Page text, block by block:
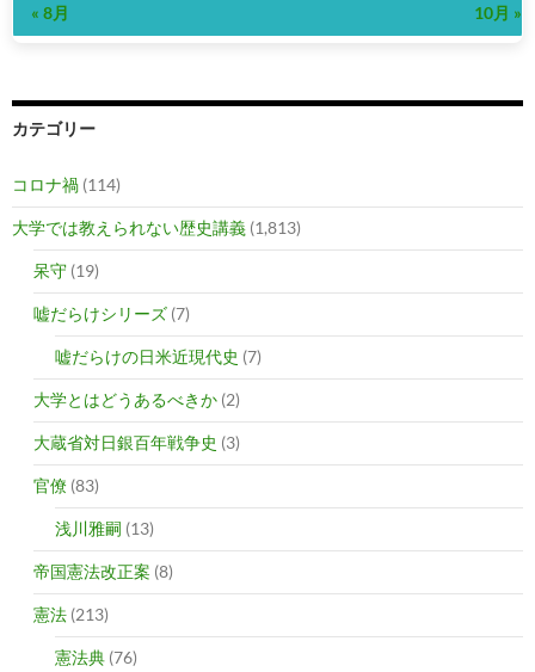
« 8月 10月 »
カテゴリー
コロナ禍 (114)
大学では教えられない歴史講義 (1,813)
呆守 (19)
嘘だらけシリーズ (7)
嘘だらけの日米近現代史 (7)
大学とはどうあるべきか (2)
大蔵省対日銀百年戦争史 (3)
官僚 (83)
浅川雅嗣 (13)
帝国憲法改正案 (8)
憲法 (213)
憲法典 (76)